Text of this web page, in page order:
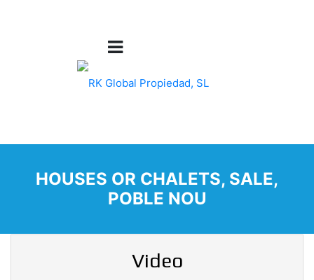
HOUSES OR CHALETS, SALE,
POBLE NOU
Video